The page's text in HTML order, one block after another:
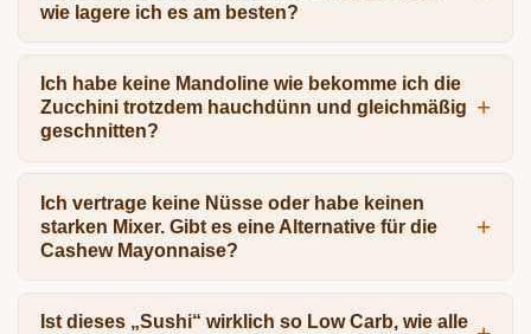
wie lagere ich es am besten?
Ich habe keine Mandoline wie bekomme ich die
Zucchini trotzdem hauchdünn und gleichmäßig
geschnitten?
Ich vertrage keine Nüsse oder habe keinen
starken Mixer. Gibt es eine Alternative für die
Cashew Mayonnaise?
Ist dieses „Sushi“ wirklich so Low Carb, wie alle